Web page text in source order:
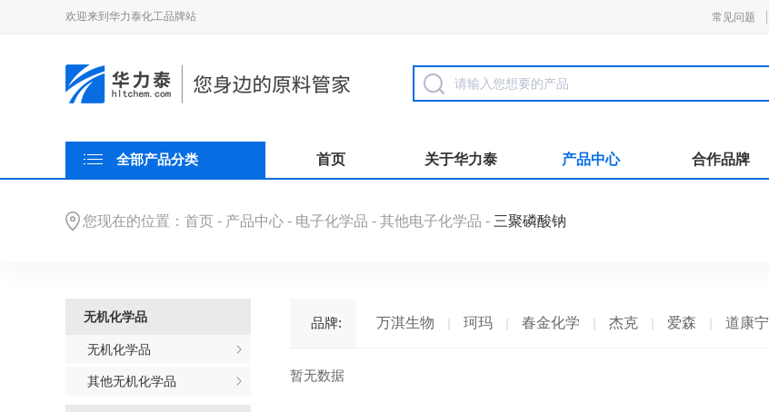
欢迎来到华力泰化工品牌站 常见问题
全部产品分类 首页 关于华力泰 产品中心 合作品牌
您现在的位置：首页 - 产品中心 - 电子化学品 -其他电子化学品 - 三聚磷酸钠
无机化学品
无机化学品
其他无机化学品
品牌: 万淇生物 珂玛 春金化学 杰克 爱森 道康宁
暂无数据